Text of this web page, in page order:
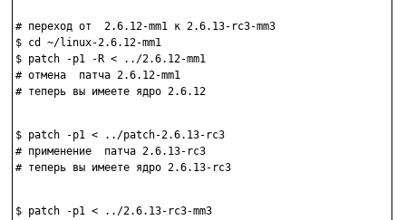
# переход от  2.6.12-mm1 к 2.6.13-rc3-mm3
$ cd ~/linux-2.6.12-mm1
$ patch -p1 -R < ../2.6.12-mm1
# отмена  патча 2.6.12-mm1
# теперь вы имеете ядро 2.6.12
$ patch -p1 < ../patch-2.6.13-rc3
# применение  патча 2.6.13-rc3
# теперь вы имеете ядро 2.6.13-rc3
$ patch -p1 < ../2.6.13-rc3-mm3